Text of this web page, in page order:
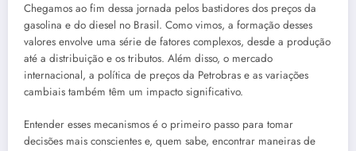
Chegamos ao fim dessa jornada pelos bastidores dos preços da
gasolina e do diesel no Brasil. Como vimos, a formação desses
valores envolve uma série de fatores complexos, desde a produção
até a distribuição e os tributos. Além disso, o mercado
internacional, a política de preços da Petrobras e as variações
cambiais também têm um impacto significativo.
Entender esses mecanismos é o primeiro passo para tomar
decisões mais conscientes e, quem sabe, encontrar maneiras de